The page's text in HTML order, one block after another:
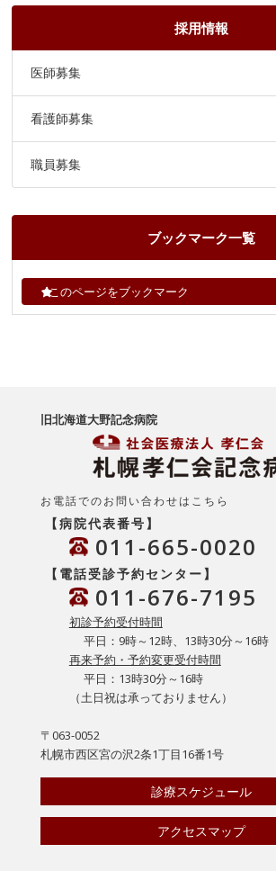
採用情報
医師募集
看護師募集
職員募集
ブックマーク一覧
このページをブックマーク
旧北海道大野記念病院
お電話でのお問い合わせはこちら
【病院代表番号】
011-665-0020
【電話受診予約センター】
011-676-7195
初診予約受付時間
平日：9時～12時、13時30分～16時
再来予約・予約変更受付時間
平日：13時30分～16時
（土日祝は承っておりません）
〒063-0052
札幌市西区宮の沢2条1丁目16番1号
診療スケジュール
アクセスマップ